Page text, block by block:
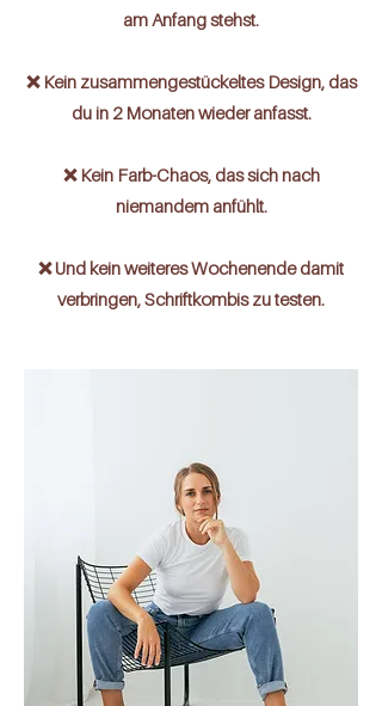
am Anfang stehst.
❌ Kein zusammengestückeltes Design, das
du in 2 Monaten wieder anfasst.
❌ Kein Farb-Chaos, das sich nach
niemandem anfühlt.
❌ Und kein weiteres Wochenende damit
verbringen, Schriftkombis zu testen.